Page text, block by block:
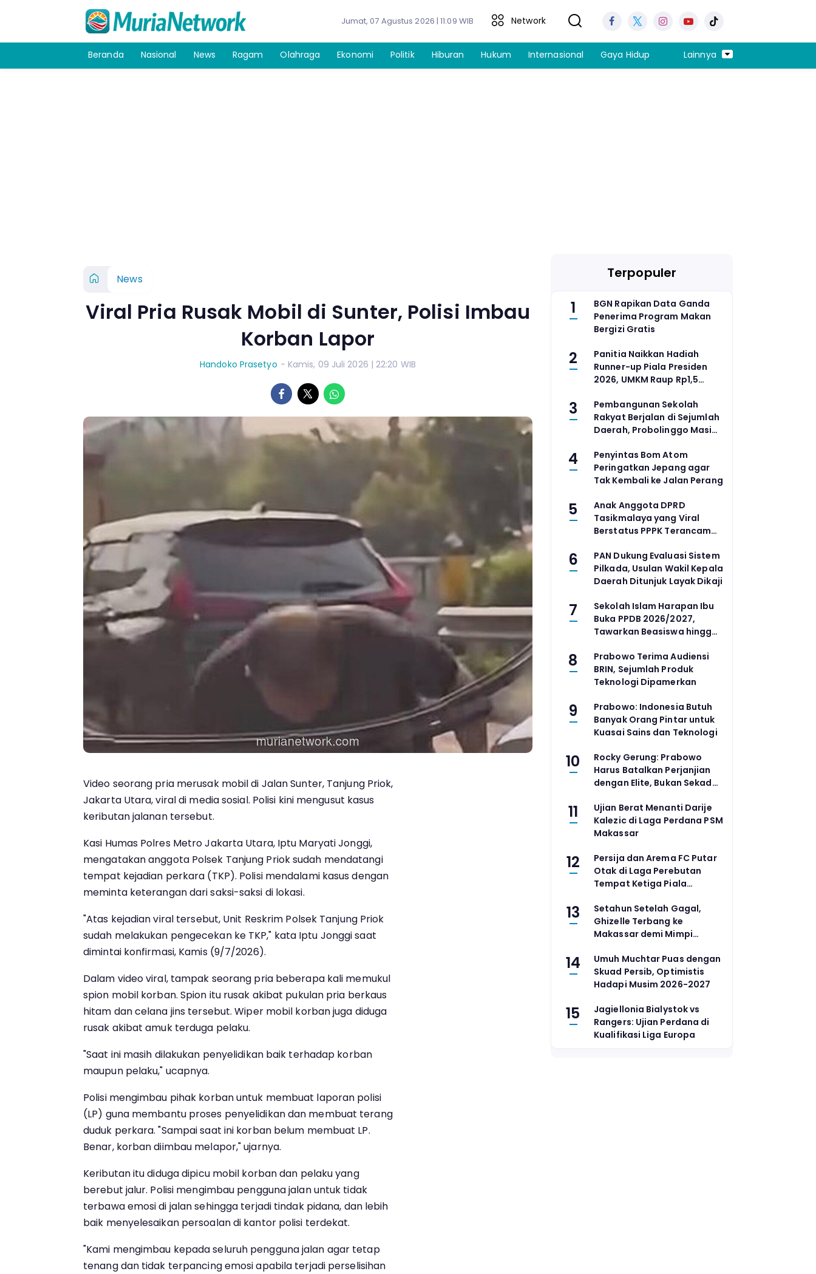
Jumat, 07 Agustus 2026 | 11:09 WIB Network
Beranda Nasional News Ragam Olahraga Ekonomi Politik Hiburan Hukum Internasional Gaya Hidup Lainnya
News
Viral Pria Rusak Mobil di Sunter, Polisi Imbau
Korban Lapor
Handoko Prasetyo - Kamis, 09 Juli 2026 | 22:20 WIB
Video seorang pria merusak mobil di Jalan Sunter, Tanjung Priok,
Jakarta Utara, viral di media sosial. Polisi kini mengusut kasus
keributan jalanan tersebut.
Kasi Humas Polres Metro Jakarta Utara, Iptu Maryati Jonggi,
mengatakan anggota Polsek Tanjung Priok sudah mendatangi
tempat kejadian perkara (TKP). Polisi mendalami kasus dengan
meminta keterangan dari saksi-saksi di lokasi.
"Atas kejadian viral tersebut, Unit Reskrim Polsek Tanjung Priok
sudah melakukan pengecekan ke TKP," kata Iptu Jonggi saat
dimintai konfirmasi, Kamis (9/7/2026).
Dalam video viral, tampak seorang pria beberapa kali memukul
spion mobil korban. Spion itu rusak akibat pukulan pria berkaus
hitam dan celana jins tersebut. Wiper mobil korban juga diduga
rusak akibat amuk terduga pelaku.
"Saat ini masih dilakukan penyelidikan baik terhadap korban
maupun pelaku," ucapnya.
Polisi mengimbau pihak korban untuk membuat laporan polisi
(LP) guna membantu proses penyelidikan dan membuat terang
duduk perkara. "Sampai saat ini korban belum membuat LP.
Benar, korban diimbau melapor," ujarnya.
Keributan itu diduga dipicu mobil korban dan pelaku yang
berebut jalur. Polisi mengimbau pengguna jalan untuk tidak
terbawa emosi di jalan sehingga terjadi tindak pidana, dan lebih
baik menyelesaikan persoalan di kantor polisi terdekat.
"Kami mengimbau kepada seluruh pengguna jalan agar tetap
tenang dan tidak terpancing emosi apabila terjadi perselisihan
Terpopuler
1
BGN Rapikan Data Ganda
Penerima Program Makan
Bergizi Gratis
2
Panitia Naikkan Hadiah
Runner-up Piala Presiden
2026, UMKM Raup Rp1,5
3
Pembangunan Sekolah
Rakyat Berjalan di Sejumlah
Daerah, Probolinggo Masih
4
Penyintas Bom Atom
Peringatkan Jepang agar
Tak Kembali ke Jalan Perang
5
Anak Anggota DPRD
Tasikmalaya yang Viral
Berstatus PPPK Terancam
6
PAN Dukung Evaluasi Sistem
Pilkada, Usulan Wakil Kepala
Daerah Ditunjuk Layak Dikaji
7
Sekolah Islam Harapan Ibu
Buka PPDB 2026/2027,
Tawarkan Beasiswa hingga
8
Prabowo Terima Audiensi
BRIN, Sejumlah Produk
Teknologi Dipamerkan
9
Prabowo: Indonesia Butuh
Banyak Orang Pintar untuk
Kuasai Sains dan Teknologi
10
Rocky Gerung: Prabowo
Harus Batalkan Perjanjian
dengan Elite, Bukan Sekadar
11
Ujian Berat Menanti Darije
Kalezic di Laga Perdana PSM
Makassar
12
Persija dan Arema FC Putar
Otak di Laga Perebutan
Tempat Ketiga Piala
13
Setahun Setelah Gagal,
Ghizelle Terbang ke
Makassar demi Mimpi
14
Umuh Muchtar Puas dengan
Skuad Persib, Optimistis
Hadapi Musim 2026-2027
15
Jagiellonia Bialystok vs
Rangers: Ujian Perdana di
Kualifikasi Liga Europa